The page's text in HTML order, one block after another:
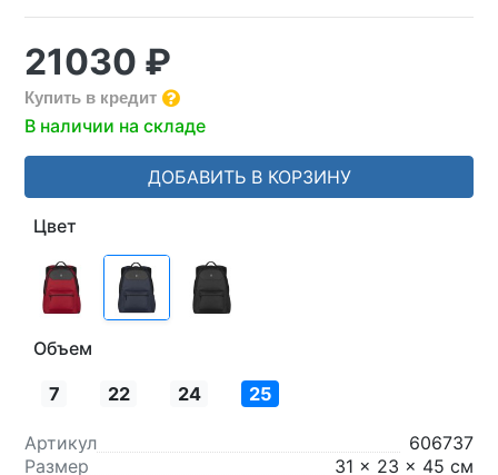
21030 ₽
Купить в кредит
В наличии на складе
ДОБАВИТЬ В КОРЗИНУ
Цвет
Объем
7 22 24 25
Артикул
606737
Размер
31 x 23 x 45 см